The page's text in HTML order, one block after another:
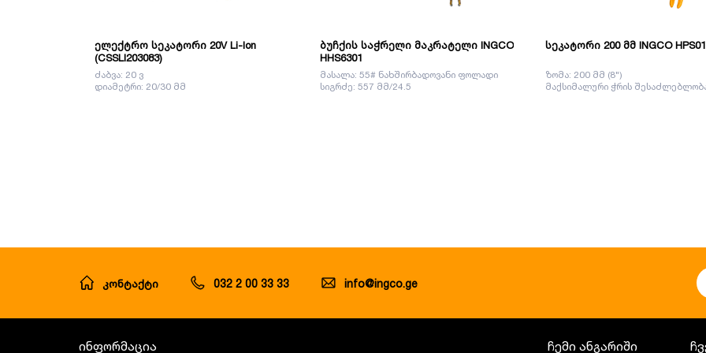
ელექტრო სეკატორი 20V Li-Ion
(CSSLI203083)
ძაბვა: 20 ვ
დიამეტრი: 20/30 მმ
ბუჩქის საჭრელი მაკრატელი INGCO
HHS6301
მასალა: 55# ნახშირბადოვანი ფოლადი
სიგრძე: 557 მმ/24.5
სეკატორი 200 მმ INGCO
ზომა: 200 მმ (8")
მაქსიმალური ჭრის
კონტაქტი 032 2 00 33 33 info@ingco.ge
ინფორმაცია ჩემი ანგარიში